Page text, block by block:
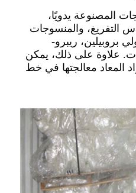
المصنوعة يدويًا،
التفريغ، والمنسوجات
بروبيلين، ريبرو-
علاوة على ذلك، يمكن
المعاد معالجتها في خط